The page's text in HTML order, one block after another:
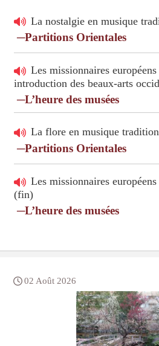
La nostalgie en musique
─Partitions Orientales
Les missionnaires
introduction des beaux-arts
─L’heure des musées
La flore en musique
─Partitions Orientales
Les missionnaires
(fin)
─L’heure des musées
02 Août 2026